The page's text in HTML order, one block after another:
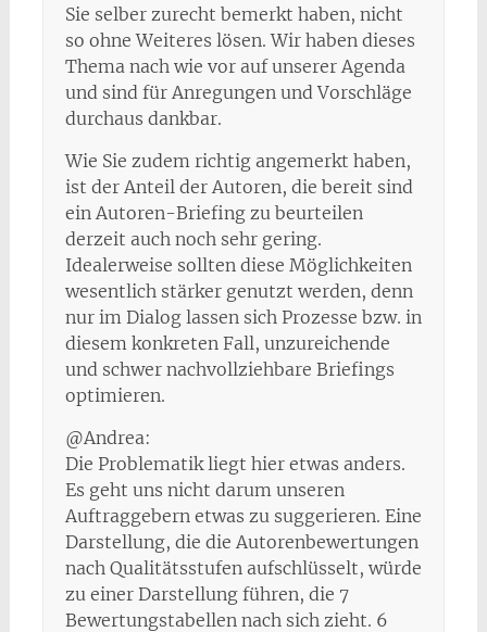
Sie selber zurecht bemerkt haben, nicht
so ohne Weiteres lösen. Wir haben dieses
Thema nach wie vor auf unserer Agenda
und sind für Anregungen und Vorschläge
durchaus dankbar.
Wie Sie zudem richtig angemerkt haben,
ist der Anteil der Autoren, die bereit sind
ein Autoren-Briefing zu beurteilen
derzeit auch noch sehr gering.
Idealerweise sollten diese Möglichkeiten
wesentlich stärker genutzt werden, denn
nur im Dialog lassen sich Prozesse bzw. in
diesem konkreten Fall, unzureichende
und schwer nachvollziehbare Briefings
optimieren.
@Andrea:
Die Problematik liegt hier etwas anders.
Es geht uns nicht darum unseren
Auftraggebern etwas zu suggerieren. Eine
Darstellung, die die Autorenbewertungen
nach Qualitätsstufen aufschlüsselt, würde
zu einer Darstellung führen, die 7
Bewertungstabellen nach sich zieht. 6